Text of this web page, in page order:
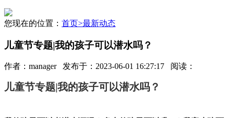
您现在的位置： 首页>最新动态
儿童节专题|我的孩子可以潜水吗？
作者：manager 发布于：2023-06-01 16:27:17 阅读：
儿童节专题|我的孩子可以潜水吗？